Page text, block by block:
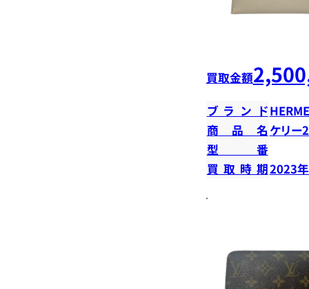
買取金額
ブランド
商品名 ケリー
型番
買取時期2023